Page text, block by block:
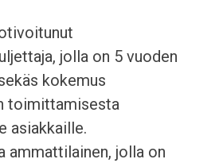
jolla on 5 vuoden
kokemus
toimittamisesta
asiakkaille.
ammattilainen, jolla on